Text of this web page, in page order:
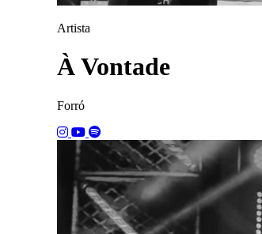
Artista
À Vontade
Forró